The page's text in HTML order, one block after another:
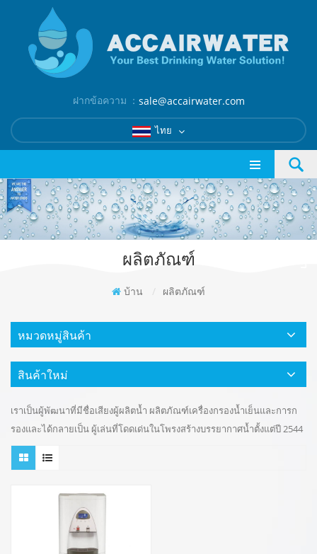
ฝากข้อความ ： sale@accairwater.com
ไทย
ผลิตภัณฑ์
บ้าน / ผลิตภัณฑ์
หมวดหมู่สินค้า
สินค้าใหม่
เราเป็นผู้พัฒนาที่มีชื่อเสียงผู้ผลิตน้ำ ผลิตภัณฑ์เครื่องกรองน้ำเย็นและการก
รองและได้กลายเป็น ผู้เล่นที่โดดเด่นในโพรงสร้างบรรยากาศน้ำตั้งแต่ปี 2544